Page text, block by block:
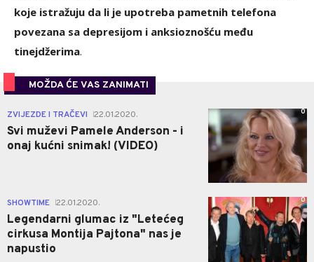
koje istražuju da li je upotreba pametnih telefona
povezana sa depresijom i anksioznošću među
tinejdžerima.
MOŽDA ĆE VAS ZANIMATI
ZVIJEZDE I TRAČEVI 22.01.2020.
Svi muževi Pamele Anderson - i
onaj kućni snimak! (VIDEO)
0
SHOWTIME 22.01.2020.
Legendarni glumac iz "Letećeg
cirkusa Montija Pajtona" nas je
napustio
0